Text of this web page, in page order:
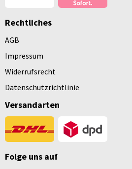
Rechtliches
AGB
Impressum
Widerrufsrecht
Datenschutzrichtlinie
Versandarten
Folge uns auf